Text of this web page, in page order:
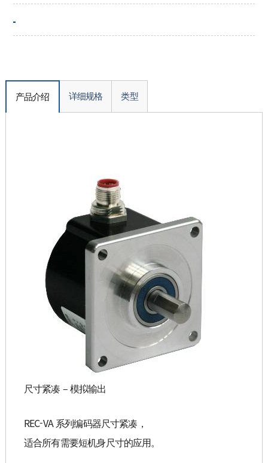
产品介绍 详细规格 类型
尺寸紧凑 – 模拟输出
REC-VA 系列编码器尺寸紧凑，
适合所有需要短机身尺寸的应用。